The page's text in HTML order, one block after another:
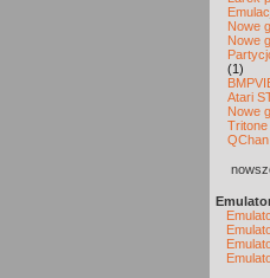
Nowe
Nowe
(1)
Atari
Nowe
Tritone